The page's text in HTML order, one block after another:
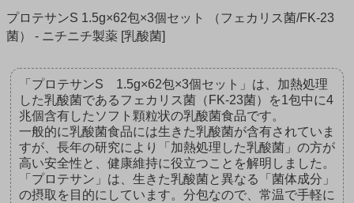
プロテサンS 1.5g×62包×3個セット （フェカリス菌/FK-23
菌） - ニチニチ製薬 [乳酸菌]
「プロテサンS 1.5g×62包×3個セット」は、加熱処理
した乳酸菌であるフェカリス菌（FK-23菌）を1包中に4
兆個含有したソフト顆粒状の乳酸菌食品です。
一般的に乳酸菌食品には生きた乳酸菌が含有されていま
すが、長年の研究により「加熱処理した乳酸菌」の方が
高い安全性と、健康維持に役立つことを解明しました。
「プロテサン」は、生きた乳酸菌と異なる「菌体成分」
の摂取を目的にしています。分包なので、常温で手軽に